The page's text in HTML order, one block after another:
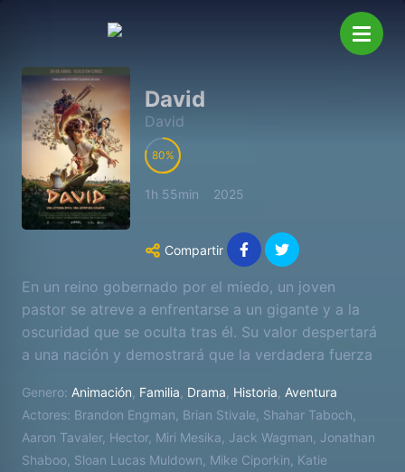
David
David
80
1h 55min 2025
Compartir
En un reino gobernado por el miedo, un joven
pastor se atreve a enfrentarse a un gigante y a la
oscuridad que se oculta tras él. Su valor despertará
a una nación y demostrará que la verdadera fuerza
Genero: Animación Familia Drama Historia Aventura
Actores: Brandon Engman, Brian Stivale, Shahar Taboch,
Aaron Tavaler, Hector, Miri Mesika, Jack Wagman, Jonathan
Shaboo, Sloan Lucas Muldown, Mike Ciporkin, Katie